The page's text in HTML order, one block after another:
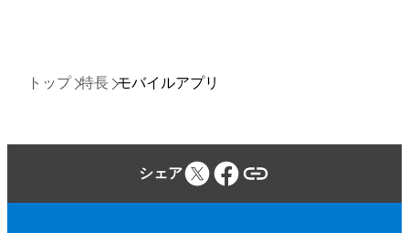
トップ 特長 モバイルアプリ
シェア